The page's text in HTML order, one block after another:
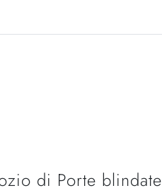
di Porte blindate